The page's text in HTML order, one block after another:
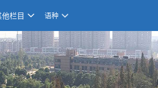
他栏目 语种